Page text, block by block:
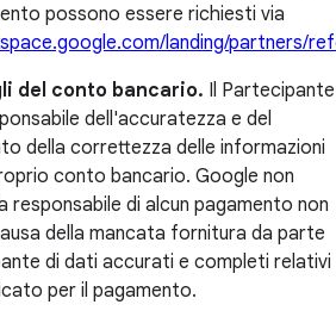
possono essere richiesti via
landing/partners/
del conto bancario. Il Partecipante
dell'accuratezza e del
della correttezza delle informazioni
conto bancario. Google non
responsabile di alcun pagamento non
della mancata fornitura da parte
di dati accurati e completi relativi
per il pagamento.